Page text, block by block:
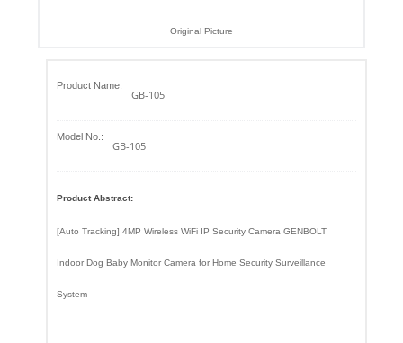
Original Picture
Product Name:
GB-105
Model No.:
GB-105
Product Abstract:
[Auto Tracking] 4MP Wireless WiFi IP Security Camera GENBOLT
Indoor Dog Baby Monitor Camera for Home Security Surveillance
System